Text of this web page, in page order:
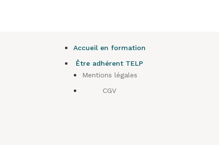
Accueil en formation
Être adhérent TELP
Mentions légales
CGV